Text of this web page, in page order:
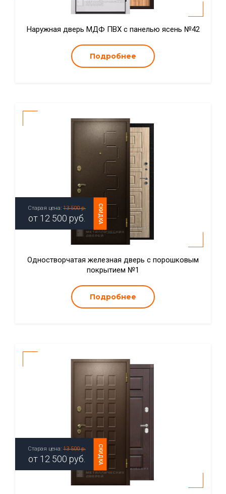
Наружная дверь МДФ ПВХ с панелью ясень №42
Подробнее
СКИДКА
Старая цена: 13 500 р.
от 12 500 руб.
Одностворчатая железная дверь с порошковым
покрытием №1
Подробнее
СКИДКА
Старая цена: 13 500 р.
от 12 500 руб.